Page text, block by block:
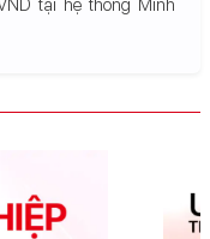
tại hệ thống Minh